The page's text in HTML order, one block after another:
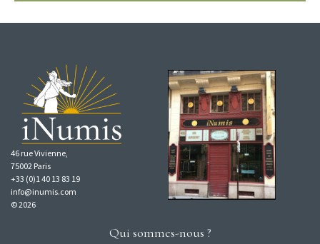
46 rue Vivienne,
75002 Paris
+33 (0)1 40 13 83 19
info@inumis.com
© 2026
Qui sommes-nous ?